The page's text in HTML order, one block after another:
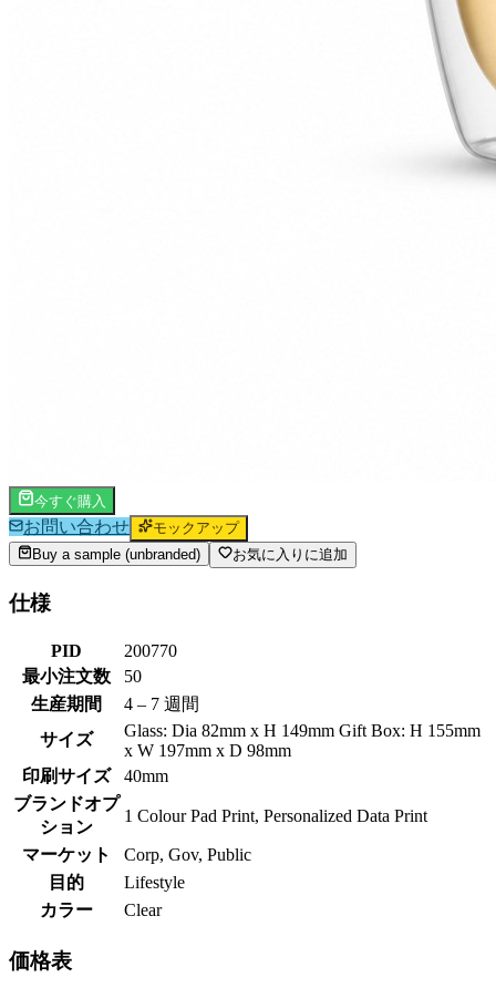
今すぐ購入
お問い合わせ
モックアップ
Buy a sample (unbranded)
お気に入りに追加
仕様
PID
200770
最小注文数
50
生産期間
4 – 7 週間
サイズ
Glass: Dia 82mm x H 149mm Gift Box: H 155mm
x W 197mm x D 98mm
印刷サイズ
40mm
ブランドオプ
ション
1 Colour Pad Print, Personalized Data Print
マーケット
Corp, Gov, Public
目的
Lifestyle
カラー
Clear
価格表